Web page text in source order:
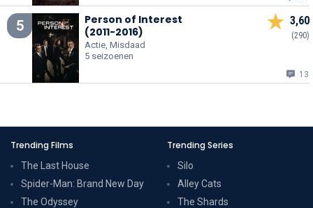
5
Person of Interest
(2011-2016)
Actie, Misdaad
5 seizoenen
3,60
(290)
13
Trending Films
The Last House
Spider-Man: Brand New Day
The Odyssey
Trending Series
Silo
Alley Cats
The Shards